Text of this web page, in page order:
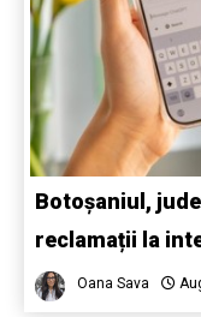
Botoșaniul,
reclamații la
Oana Sava